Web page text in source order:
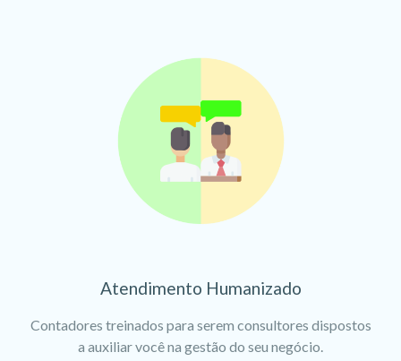
Atendimento Humanizado
Contadores treinados para serem consultores dispostos
a auxiliar você na gestão do seu negócio.